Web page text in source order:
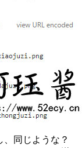
、同じような？